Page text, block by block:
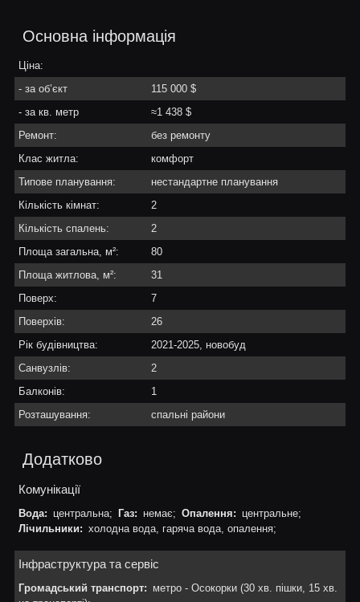
Основна інформація
Ціна:
- за об’єкт
115 000 $
- за кв. метр
≈1 438 $
Ремонт:
без ремонту
Клас житла:
комфорт
Типове планування:
нестандартне планування
Кількість кімнат:
2
Кількість спалень:
2
Площа загальна, м²:
80
Площа житлова, м²:
31
Поверх:
7
Поверхів:
26
Рік будівництва:
2021-2025, новобуд
Санвузлів:
2
Балконів:
1
Розташування:
спальні райони
Додатково
Комунікації
Вода: центральна; Газ: немає; Опалення: центральне;
Лічильники: холодна вода, гаряча вода, опалення;
Інфраструктура та сервіс
Громадський транспорт: метро - Осокорки (30 хв. пішки, 15 хв.